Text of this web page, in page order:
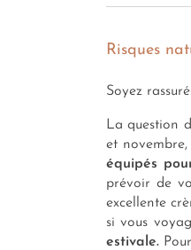
Risques
Soyez
La question
et
équipés
prévoir de
excellente
si vous
estivale.